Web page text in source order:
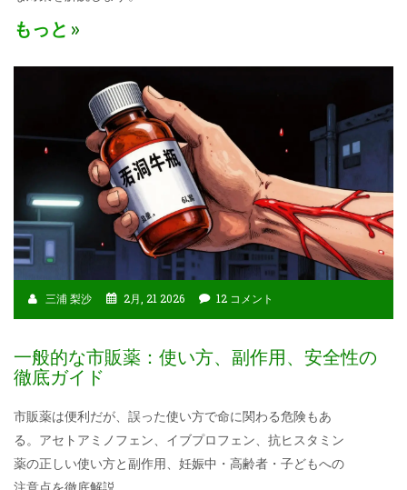
もっと
三浦 梨沙 2月, 21 2026 12 コメント
一般的な市販薬：使い方、副作用、安全性の
徹底ガイド
市販薬は便利だが、誤った使い方で命に関わる危険もあ
る。アセトアミノフェン、イブプロフェン、抗ヒスタミン
薬の正しい使い方と副作用、妊娠中・高齢者・子どもへの